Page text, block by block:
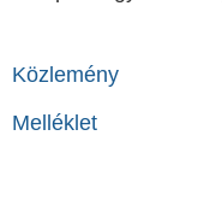
Közlemény
Melléklet